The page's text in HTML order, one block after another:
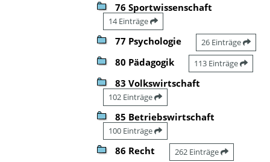
76 Sportwissenschaft
14 Einträge
77 Psychologie 26 Einträge
80 Pädagogik 113 Einträge
83 Volkswirtschaft
102 Einträge
85 Betriebswirtschaft
100 Einträge
86 Recht 262 Einträge